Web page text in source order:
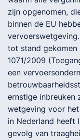
zijn opgenomen,
binnen de EU
tot stand gekomen
1071/2009
een
ernstige inbreuken
wetgeving voor
in Nederland heeft
gevolg van